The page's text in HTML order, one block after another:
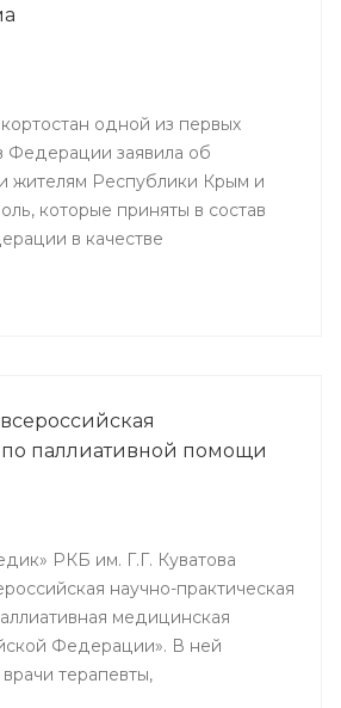
одной из первых
Федерации заявила об
жителям Республики Крым и
которые приняты в состав
в качестве
по поручению Президента
паллиативной помощи
РКБ им. Г.Г. Куватова
научно-практическая
медицинская
Федерации». В ней
терапевты,